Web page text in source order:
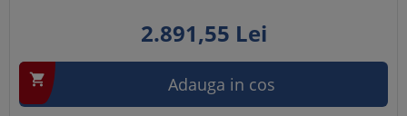
2.891,55 Lei
 Adauga in cos